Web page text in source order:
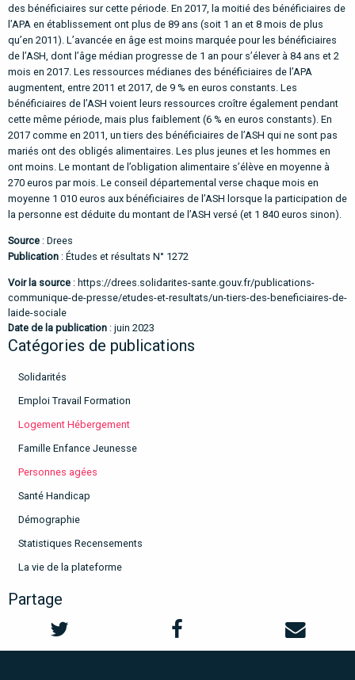
des bénéficiaires sur cette période. En 2017, la moitié des bénéficiaires de
l’APA en établissement ont plus de 89 ans (soit 1 an et 8 mois de plus
qu’en 2011). L’avancée en âge est moins marquée pour les bénéficiaires
de l’ASH, dont l’âge médian progresse de 1 an pour s’élever à 84 ans et 2
mois en 2017. Les ressources médianes des bénéficiaires de l’APA
augmentent, entre 2011 et 2017, de 9 % en euros constants. Les
bénéficiaires de l’ASH voient leurs ressources croître également pendant
cette même période, mais plus faiblement (6 % en euros constants). En
2017 comme en 2011, un tiers des bénéficiaires de l’ASH qui ne sont pas
mariés ont des obligés alimentaires. Les plus jeunes et les hommes en
ont moins. Le montant de l’obligation alimentaire s’élève en moyenne à
270 euros par mois. Le conseil départemental verse chaque mois en
moyenne 1 010 euros aux bénéficiaires de l’ASH lorsque la participation de
la personne est déduite du montant de l’ASH versé (et 1 840 euros sinon).
Source : Drees
Publication : Études et résultats N° 1272
Voir la source : https://drees.solidarites-sante.gouv.fr/publications-
communique-de-presse/etudes-et-resultats/un-tiers-des-beneficiaires-de-
laide-sociale
Date de la publication : juin 2023
Catégories de publications
Solidarités
Emploi Travail Formation
Logement Hébergement
Famille Enfance Jeunesse
Personnes agées
Santé Handicap
Démographie
Statistiques Recensements
La vie de la plateforme
Partage